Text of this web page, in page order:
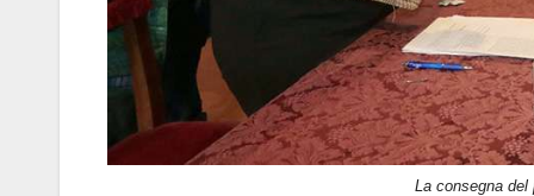
La consegna del